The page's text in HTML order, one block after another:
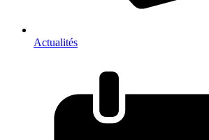
Actualités